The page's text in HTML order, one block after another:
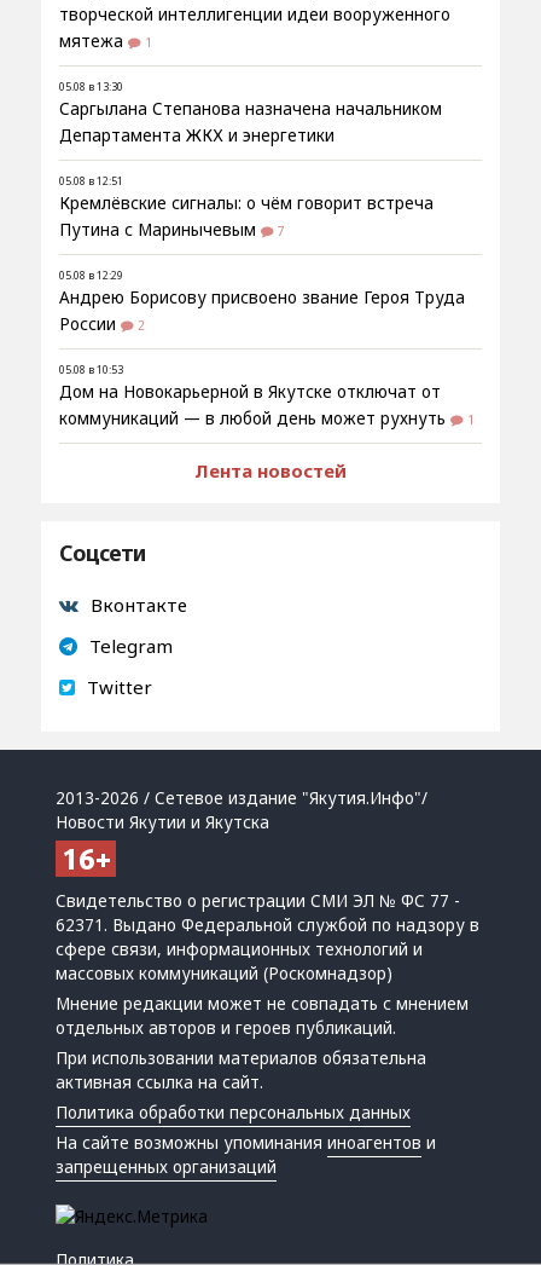
творческой интеллигенции идеи вооруженного
мятежа
1
05.08 в 13:30
Саргылана Степанова назначена начальником
Департамента ЖКХ и энергетики
05.08 в 12:51
Кремлёвские сигналы: о чём говорит встреча
Путина с Маринычевым
7
05.08 в 12:29
Андрею Борисову присвоено звание Героя Труда
России
2
05.08 в 10:53
Дом на Новокарьерной в Якутске отключат от
коммуникаций — в любой день может рухнуть
1
Лента новостей
Соцсети
Вконтакте
Telegram
Twitter
2013-2026 / Сетевое издание "Якутия.Инфо"/
Новости Якутии и Якутска
Свидетельство о регистрации СМИ ЭЛ № ФС 77 -
62371. Выдано Федеральной службой по надзору в
сфере связи, информационных технологий и
массовых коммуникаций (Роскомнадзор)
Мнение редакции может не совпадать с мнением
отдельных авторов и героев публикаций.
При использовании материалов обязательна
активная ссылка на сайт.
Политика обработки персональных данных
На сайте возможны упоминанияиноагентов и
запрещенных организаций
Политика